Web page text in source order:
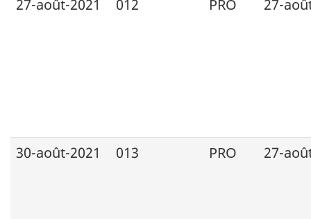
27-août-2021 012 PRO 27-
30-août-2021 013 PRO 27-